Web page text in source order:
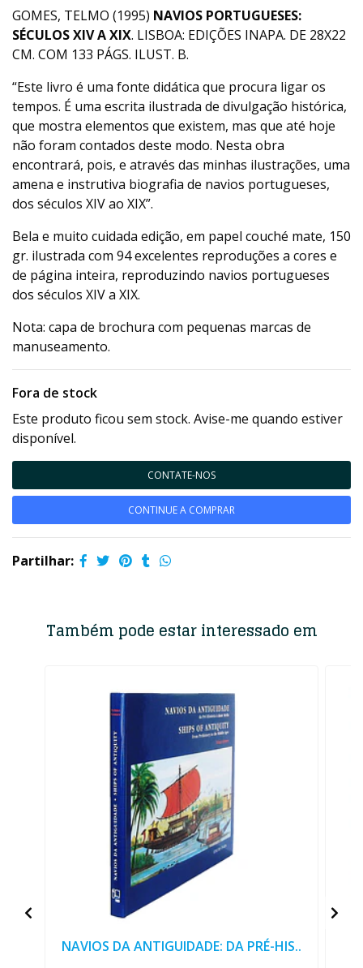
GOMES, TELMO (1995) NAVIOS PORTUGUESES:
SÉCULOS XIV A XIX. LISBOA: EDIÇÕES INAPA. DE 28X22
CM. COM 133 PÁGS. ILUST. B.
“Este livro é uma fonte didática que procura ligar os
tempos. É uma escrita ilustrada de divulgação histórica,
que mostra elementos que existem, mas que até hoje
não foram contados deste modo. Nesta obra
encontrará, pois, e através das minhas ilustrações, uma
amena e instrutiva biografia de navios portugueses,
dos séculos XIV ao XIX”.
Bela e muito cuidada edição, em papel couché mate, 150
gr. ilustrada com 94 excelentes reproduções a cores e
de página inteira, reproduzindo navios portugueses
dos séculos XIV a XIX.
Nota: capa de brochura com pequenas marcas de
manuseamento.
Fora de stock
Este produto ficou sem stock. Avise-me quando estiver
disponível.
CONTATE-NOS
CONTINUE A COMPRAR
Partilhar:
Também pode estar interessado em
NAVIOS DA ANTIGUIDADE: DA PRÉ-HIS..